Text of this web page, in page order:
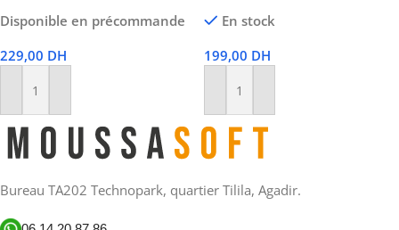
Disponible en précommande
229,00 DH
Ajouter Au Panier
En stock
199,00 DH
Ajouter Au Panier
Bureau TA202 Technopark, quartier Tilila, Agadir.